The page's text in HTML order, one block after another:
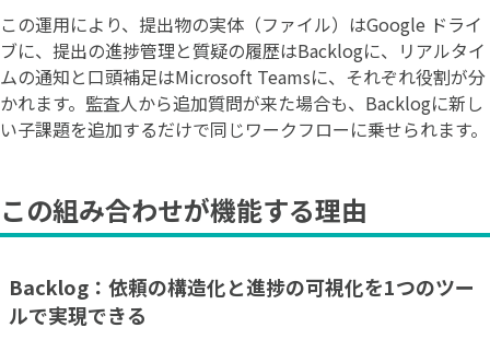
この運用により、提出物の実体（ファイル）はGoogle ドライ
ブに、提出の進捗管理と質疑の履歴はBacklogに、リアルタイ
ムの通知と口頭補足はMicrosoft Teamsに、それぞれ役割が分
かれます。監査人から追加質問が来た場合も、Backlogに新し
い子課題を追加するだけで同じワークフローに乗せられます。
この組み合わせが機能する理由
Backlog：依頼の構造化と進捗の可視化を1つのツー
ルで実現できる